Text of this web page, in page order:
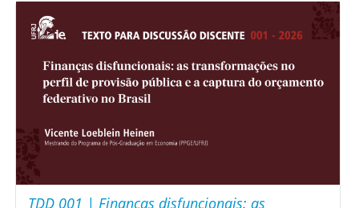
TDD 001 | Finanças disfuncionais: as